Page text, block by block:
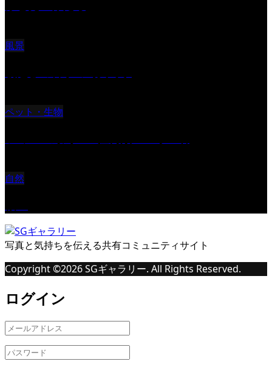
風景
ペット・生物
自然
写真と気持ちを伝える共有コミュニティサイト
Copyright ©2026SGギャラリー. All Rights Reserved.
ログイン